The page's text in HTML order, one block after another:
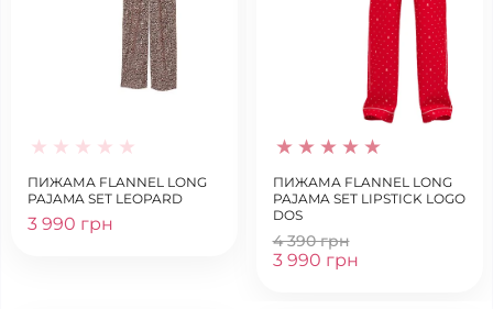
ПИЖАМА FLANNEL LONG
PAJAMA SET LEOPARD
3 990 грн
ПИЖАМА FLANNEL LONG
PAJAMA SET LIPSTICK LOGO
DOS
4 390 грн
3 990 грн